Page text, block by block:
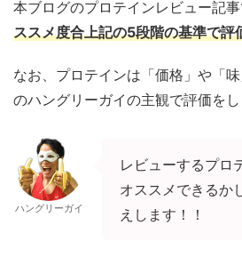
本ブログのプロテインレビュー記事
ススメ度合上記の5段階の基準で評
なお、プロテインは「価格」や「
のハングリーガイの主観で評価をし
ハングリーガイ
レビューするプロ
オススメできるか
えします！！